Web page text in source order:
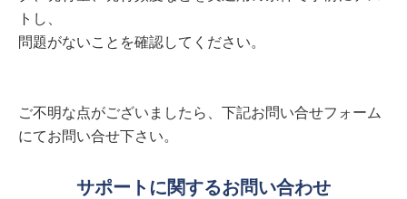
トし、
問題がないことを確認してください。
ご不明な点がございましたら、下記お問い合せフォーム
にてお問い合せ下さい。
サポートに関するお問い合わせ